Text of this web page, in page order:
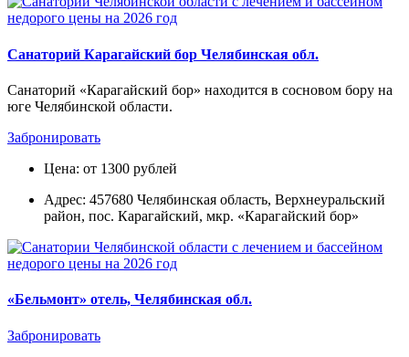
Санаторий Карагайский бор Челябинская обл.
Санаторий «Карагайский бор» находится в сосновом бору на
юге Челябинской области.
Забронировать
Цена: от 1300 рублей
Адрес: 457680 Челябинская область, Верхнеуральский
район, пос. Карагайский, мкр. «Карагайский бор»
«Бельмонт» отель, Челябинская обл.
Забронировать